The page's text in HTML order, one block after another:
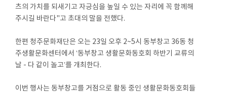
츠의 가치를 되새기고 자긍심을 높일 수 있는 자리에 꼭 함께해
주시길 바란다"고 초대의 말을 전했다.
한편 청주문화재단은 오는 23일 오후 2~5시 동부창고 36동 청
주생활문화센터에서 ‘동부창고 생활문화동호회 하반기 교류의
날 - 다 같이 놀고’를 개최한다.
이번 행사는 동부창고를 거점으로 활동 중인 생활문화동호회들